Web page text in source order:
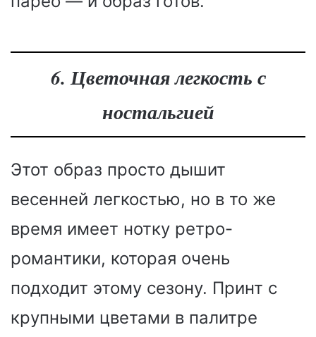
6. Цветочная легкость с
ностальгией
Этот образ просто дышит
весенней легкостью, но в то же
время имеет нотку ретро-
романтики, которая очень
подходит этому сезону. Принт с
крупными цветами в палитре